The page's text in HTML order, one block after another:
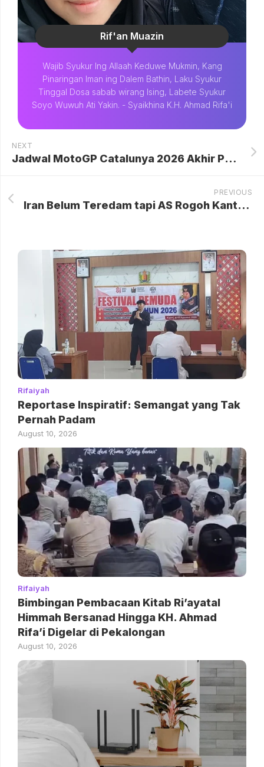
Rif'an Muazin
Wajib Syukur Ing Allaah Keduwe Mukmin, Kang
Pinaringan Iman ing Dalem Bathin, Laku Syukur
Tinggal Dosa sabab wirang Ising, Labete Syukur
Soyo Wuwuh Ati Yakin. - Syaikhina K.H. Ahmad Rifa'i
NEXT
Jadwal MotoGP Catalunya 2026 Akhir Pekan Ini, Jangan Sampai Kelewat!
PREVIOUS
Iran Belum Teredam tapi AS Rogoh Kantong Lebih Dalam
Rifaiyah
Reportase Inspiratif: Semangat yang Tak
Pernah Padam
August 10, 2026
Rifaiyah
Bimbingan Pembacaan Kitab Ri’ayatal
Himmah Bersanad Hingga KH. Ahmad
Rifa’i Digelar di Pekalongan
August 10, 2026